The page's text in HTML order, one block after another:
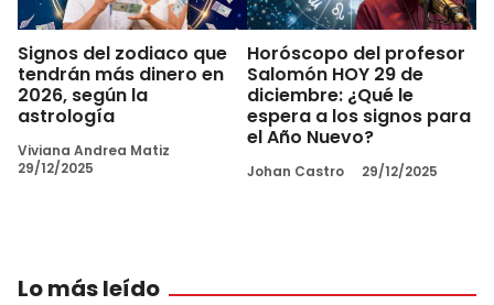
Signos del zodiaco que
tendrán más dinero en
2026, según la
astrología
Viviana Andrea Matiz
29/12/2025
Horóscopo del profesor
Salomón HOY 29 de
diciembre: ¿Qué le
espera a los signos para
el Año Nuevo?
Johan Castro 29/12/2025
Lo más leído